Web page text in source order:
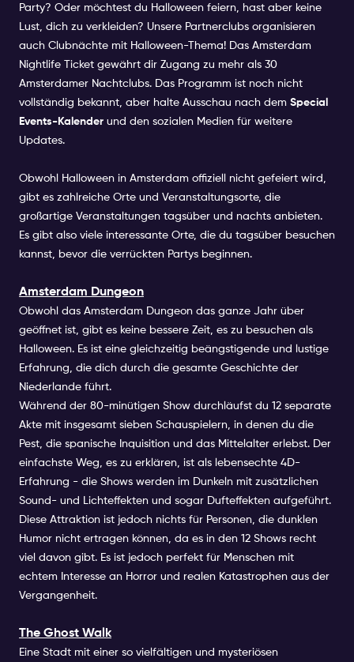
Party? Oder möchtest du Halloween feiern, hast aber keine
Lust, dich zu verkleiden? Unsere Partnerclubs organisieren
auch Clubnächte mit Halloween-Thema! Das Amsterdam
Nightlife Ticket gewährt dir Zugang zu mehr als 30
Amsterdamer Nachtclubs. Das Programm ist noch nicht
vollständig bekannt, aber halte Ausschau nach dem Special
Events-Kalender und den sozialen Medien für weitere
Updates.
Obwohl Halloween in Amsterdam offiziell nicht gefeiert wird,
gibt es zahlreiche Orte und Veranstaltungsorte, die
großartige Veranstaltungen tagsüber und nachts anbieten.
Es gibt also viele interessante Orte, die du tagsüber besuchen
kannst, bevor die verrückten Partys beginnen.
Amsterdam Dungeon
Obwohl das Amsterdam Dungeon das ganze Jahr über
geöffnet ist, gibt es keine bessere Zeit, es zu besuchen als
Halloween. Es ist eine gleichzeitig beängstigende und lustige
Erfahrung, die dich durch die gesamte Geschichte der
Niederlande führt.
Während der 80-minütigen Show durchläufst du 12 separate
Akte mit insgesamt sieben Schauspielern, in denen du die
Pest, die spanische Inquisition und das Mittelalter erlebst. Der
einfachste Weg, es zu erklären, ist als lebensechte 4D-
Erfahrung - die Shows werden im Dunkeln mit zusätzlichen
Sound- und Lichteffekten und sogar Dufteffekten aufgeführt.
Diese Attraktion ist jedoch nichts für Personen, die dunklen
Humor nicht ertragen können, da es in den 12 Shows recht
viel davon gibt. Es ist jedoch perfekt für Menschen mit
echtem Interesse an Horror und realen Katastrophen aus der
Vergangenheit.
The Ghost Walk
Eine Stadt mit einer so vielfältigen und mysteriösen